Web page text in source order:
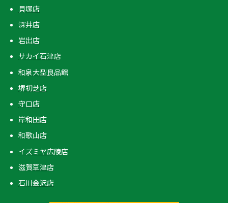
貝塚店
深井店
岩出店
サカイ石津店
和泉大型良品館
堺初芝店
守口店
岸和田店
和歌山店
イズミヤ広陵店
滋賀草津店
石川金沢店